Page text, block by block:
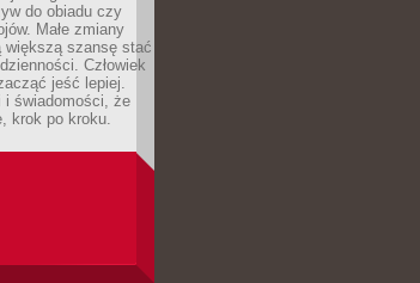
do obiadu czy
Małe zmiany
większą szansę stać
Człowiek
jeść lepiej.
i świadomości, że
krok po kroku.